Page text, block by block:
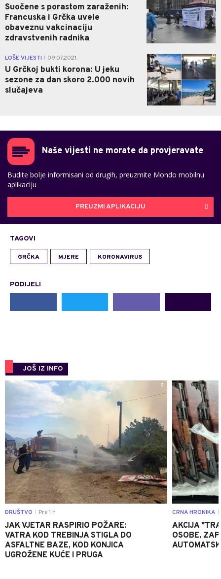
Suočene s porastom zaraženih:
Francuska i Grčka uvele
obaveznu vakcinaciju
zdravstvenih radnika
LOŠE VIJESTI 09.07.2021.
U Grčkoj bukti korona: U jeku
sezone za dan skoro 2.000 novih
slučajeva
0
Naše vijesti ne morate da provjeravate
Budite bolje informisani od drugih, preuzmite Mondo mobilnu
aplikaciju
PREUZMI APLIKACIJU
TAGOVI
GRČKA MJERE KORONAVIRUS
PODIJELI
JOŠ IZ INFO
0
DRUŠTVO Pre 1 h
JAK VJETAR RASPIRIO POŽARE:
VATRA KOD TREBINJA STIGLA DO
ASFALTNE BAZE, KOD KONJICA
UGROŽENE KUĆE I PRUGA
CRNA HRONIKA
AKCIJA
OSOBE,